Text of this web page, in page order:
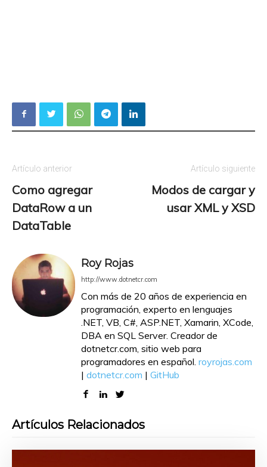
Artículo anterior
Como agregar
DataRow a un
DataTable
Artículo siguiente
Modos de cargar y
usar XML y XSD
Roy Rojas
http://www.dotnetcr.com
Con más de 20 años de experiencia en
programación, experto en lenguajes
.NET, VB, C#, ASP.NET, Xamarin, XCode,
DBA en SQL Server. Creador de
dotnetcr.com, sitio web para
programadores en español. royrojas.com
| dotnetcr.com | GitHub
Artículos Relacionados